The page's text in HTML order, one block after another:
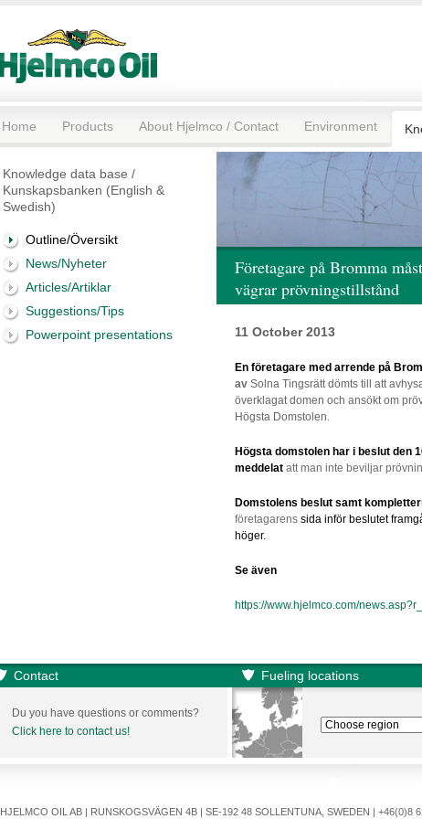
Home Products About Hjelmco / Contact Environment
Knowledge data base /
Kunskapsbanken (English &
Swedish)
Outline/Översikt
News/Nyheter
Articles/Artiklar
Suggestions/Tips
Powerpoint presentations
Företagare på Bromma
vägrar prövningstillstånd
11 October 2013
En företagare med arrende på
av Solna Tingsrätt dömts till att
överklagat domen och ansökt om
Högsta Domstolen.
Högsta domstolen har i beslut den
meddelat att man inte beviljar
Domstolens beslut samt
företagarens sida inför beslutet
höger.
Se även
https://www.hjelmco.com/
Contact Fueling locations
Du you have questions or comments?
Click here to contact us!
HJELMCO OIL AB | RUNSKOGSVÄGEN 4B | SE-192 48 SOLLENTUNA, SWEDEN | +46(0)8